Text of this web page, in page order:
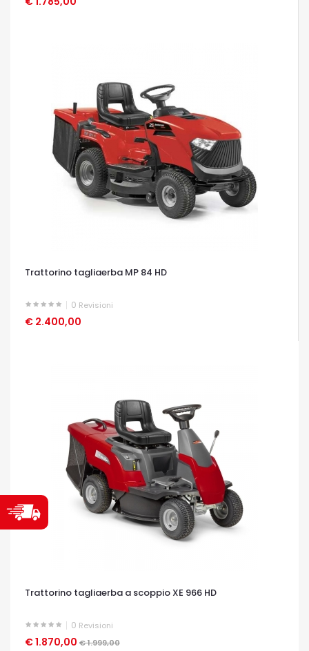
Trattorino tagliaerba MP 84 HD
0 Revisioni
€ 2.400,00
OCCHIATA VELOCE
Trattorino tagliaerba a scoppio XE 966 HD
0 Revisioni
€ 1.870,00 € 1.999,00
OCCHIATA VELOCE